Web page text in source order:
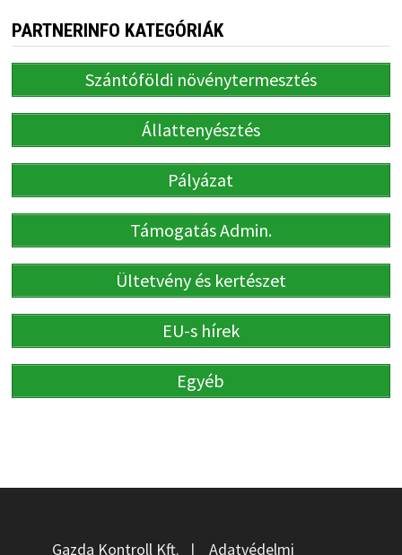
PARTNERINFO KATEGÓRIÁK
Szántóföldi növénytermesztés
Állattenyésztés
Pályázat
Támogatás Admin.
Ültetvény és kertészet
EU-s hírek
Egyéb
Gazda Kontroll Kft. | Adatvédelmi